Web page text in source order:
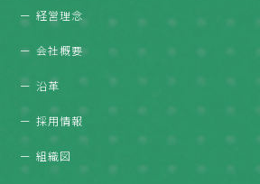
経営理念
会社概要
沿革
採用情報
組織図